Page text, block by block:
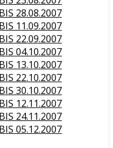
28.08.2007
11.09.2007
22.09.2007
04.10.2007
13.10.2007
22.10.2007
30.10.2007
12.11.2007
24.11.2007
05.12.2007